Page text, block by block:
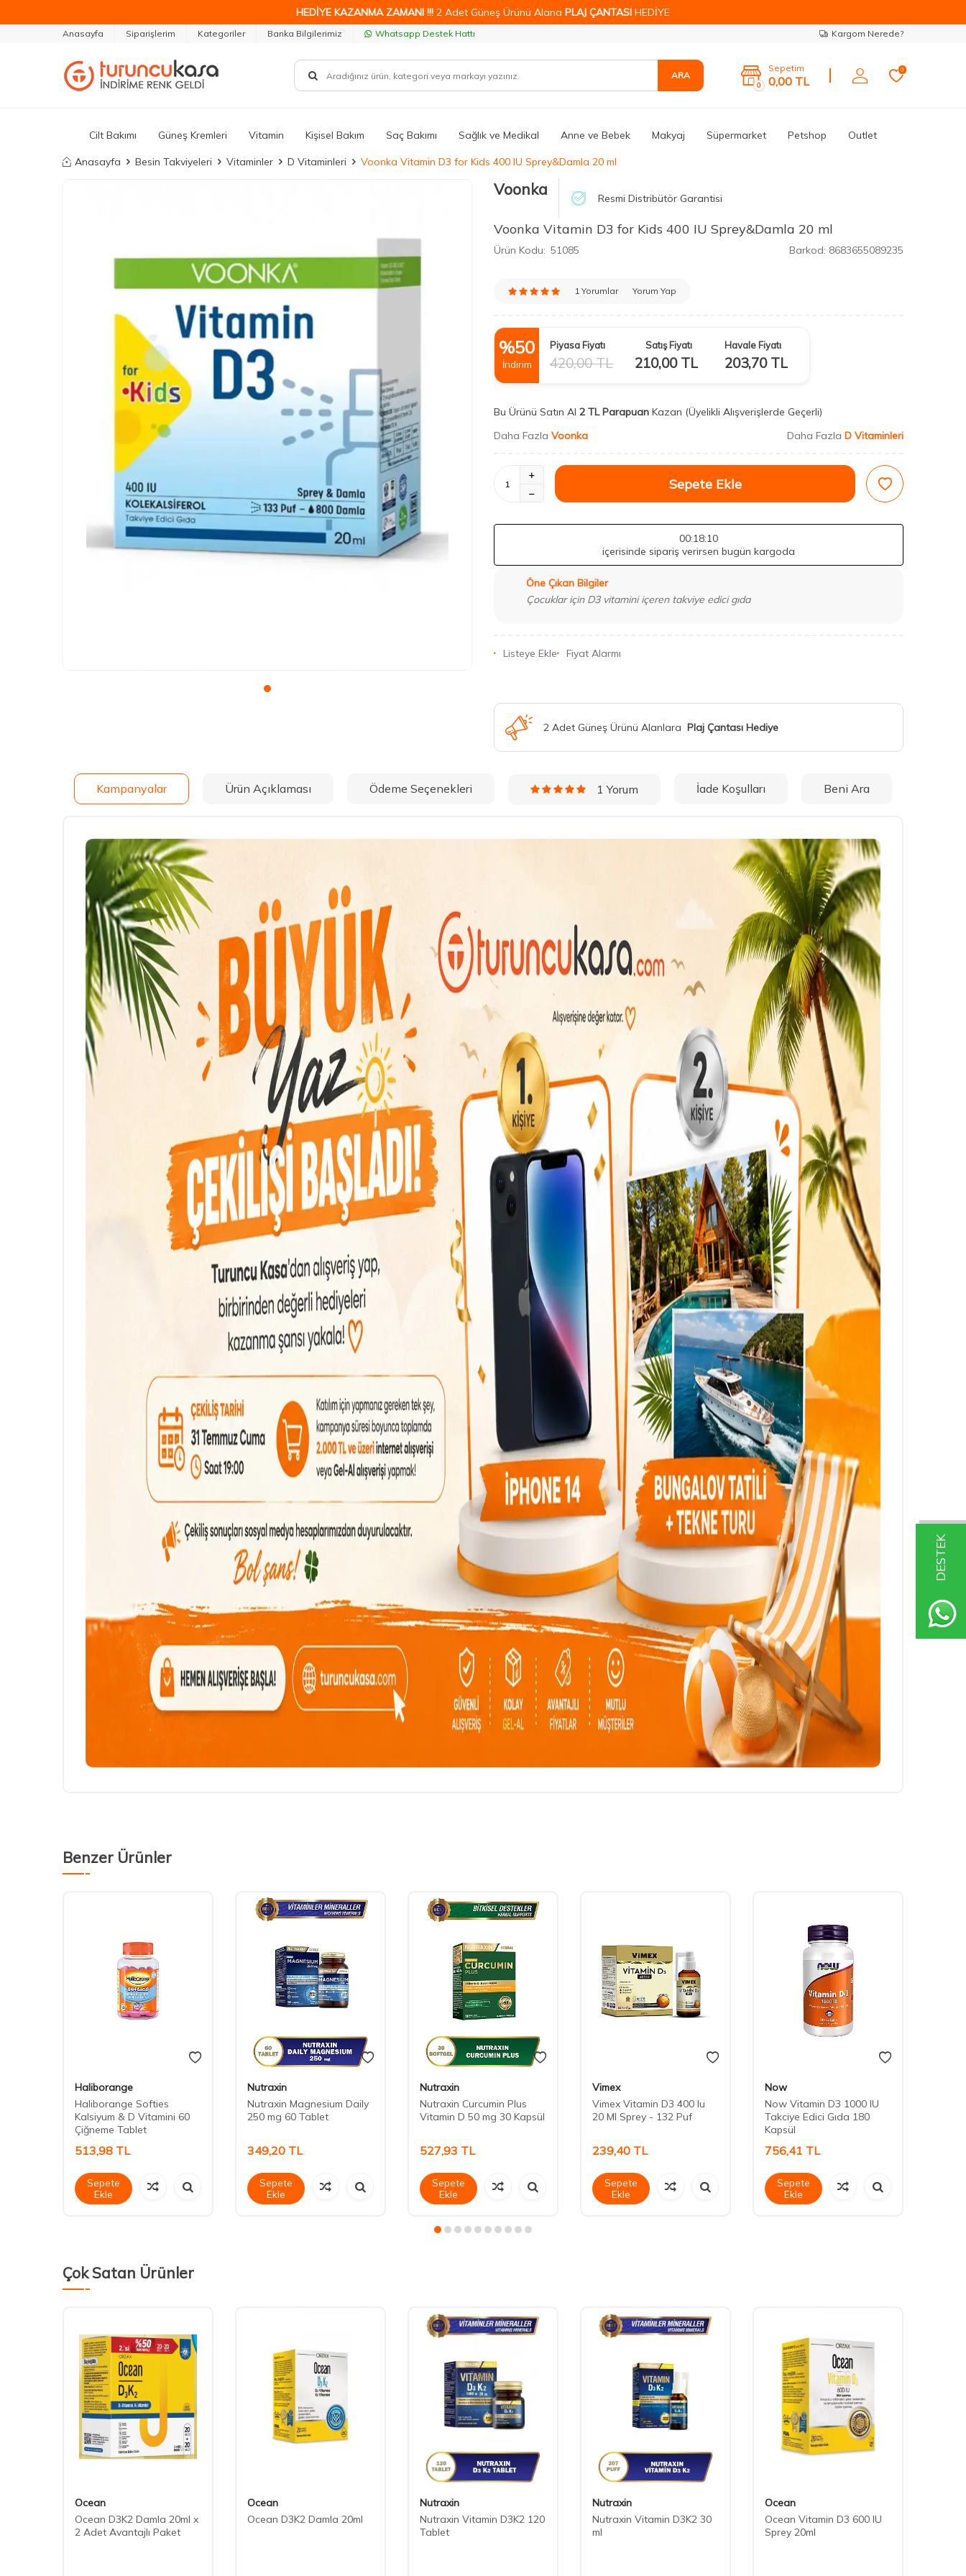
DESTEK
HEDİYE KAZANMA ZAMANI !!! 2 Adet Güneş Ürünü Alana PLAJ ÇANTASI HEDİYE
Anasayfa Siparişlerim Kategoriler Banka Bilgilerimiz Whatsapp Destek Hattı Kargom Nerede?
ARA
0
Sepetim
0,00 TL
0
Cilt Bakımı Güneş Kremleri Vitamin Kişisel Bakım Saç Bakımı Sağlık ve Medikal Anne ve Bebek Makyaj Süpermarket Petshop Outlet
Anasayfa Besin Takviyeleri Vitaminler D Vitaminleri Voonka Vitamin D3 for Kids 400 IU Sprey&Damla 20 ml
Voonka Resmi Distribütör Garantisi
Voonka Vitamin D3 for Kids 400 IU Sprey&Damla 20 ml
Ürün Kodu: 51085 Barkod: 8683655089235
1 Yorumlar Yorum Yap
%50
İndirim
Piyasa Fiyatı
420,00TL
Satış Fiyatı
210,00TL
Havale Fiyatı
203,70TL
Bu Ürünü Satın Al 2 TL Parapuan Kazan (Üyelikli Alışverişlerde Geçerli)
Daha Fazla Voonka Daha Fazla D Vitaminleri
Sepete Ekle
00:18:08
içerisinde sipariş verirsen bugün kargoda
Öne Çıkan Bilgiler
Çocuklar için D3 vitamini içeren takviye edici gıda
Listeye Ekle Fiyat Alarmı
2 Adet Güneş Ürünü Alanlara Plaj Çantası Hediye
Kampanyalar Ürün Açıklaması Ödeme Seçenekleri 1 Yorum İade Koşulları Beni Ara
Benzer Ürünler
Haliborange
Haliborange Softies
Kalsiyum & D Vitamini 60
Çiğneme Tablet
513,98 TL
Sepete
Ekle
Nutraxin
Nutraxin Magnesium Daily
250 mg 60 Tablet
349,20 TL
Sepete
Ekle
Nutraxin
Nutraxin Curcumin Plus
Vitamin D 50 mg 30 Kapsül
527,93 TL
Sepete
Ekle
Vimex
Vimex Vitamin D3 400 Iu
20 Ml Sprey - 132 Puf
239,40 TL
Sepete
Ekle
Now
Now Vitamin D3 1000 IU
Takciye Edici Gıda 180
Kapsül
756,41 TL
Sepete
Ekle
Çok Satan Ürünler
Ocean
Ocean D3K2 Damla 20ml x
2 Adet Avantajlı Paket
Ocean
Ocean D3K2 Damla 20ml
Nutraxin
Nutraxin Vitamin D3K2 120
Tablet
Nutraxin
Nutraxin Vitamin D3K2 30
ml
Ocean
Ocean Vitamin D3 600 IU
Sprey 20ml